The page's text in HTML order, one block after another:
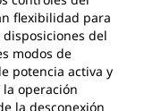
flexibilidad para
del
modos de
potencia activa y
operación
la desconexión